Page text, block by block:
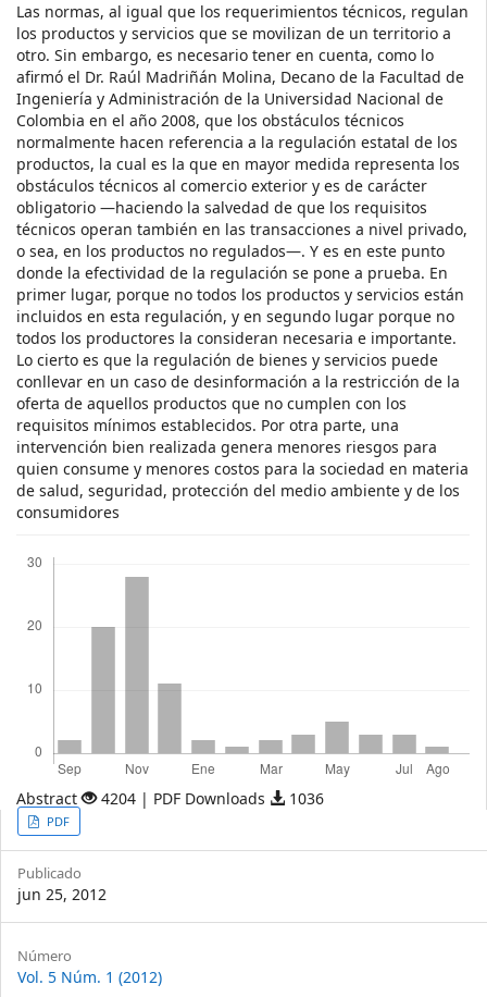
Las normas, al igual que los requerimientos técnicos, regulan
los productos y servicios que se movilizan de un territorio a
otro. Sin embargo, es necesario tener en cuenta, como lo
afirmó el Dr. Raúl Madriñán Molina, Decano de la Facultad de
Ingeniería y Administración de la Universidad Nacional de
Colombia en el año 2008, que los obstáculos técnicos
normalmente hacen referencia a la regulación estatal de los
productos, la cual es la que en mayor medida representa los
obstáculos técnicos al comercio exterior y es de carácter
obligatorio —haciendo la salvedad de que los requisitos
técnicos operan también en las transacciones a nivel privado,
o sea, en los productos no regulados—. Y es en este punto
donde la efectividad de la regulación se pone a prueba. En
primer lugar, porque no todos los productos y servicios están
incluidos en esta regulación, y en segundo lugar porque no
todos los productores la consideran necesaria e importante.
Lo cierto es que la regulación de bienes y servicios puede
conllevar en un caso de desinformación a la restricción de la
oferta de aquellos productos que no cumplen con los
requisitos mínimos establecidos. Por otra parte, una
intervención bien realizada genera menores riesgos para
quien consume y menores costos para la sociedad en materia
de salud, seguridad, protección del medio ambiente y de los
consumidores
Abstract 4204 | PDF Downloads 1036
Article
Sidebar
PDF
Publicado
jun 25, 2012
Article
Número
Vol. 5 Núm. 1 (2012)